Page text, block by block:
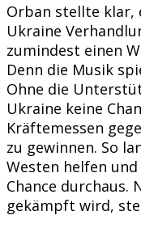
Orban stellte klar,
Ukraine
zumindest einen
Denn die Musik
Ohne die
Ukraine keine
Kräftemessen
zu gewinnen. So
Westen helfen
Chance durchaus.
gekämpft wird,